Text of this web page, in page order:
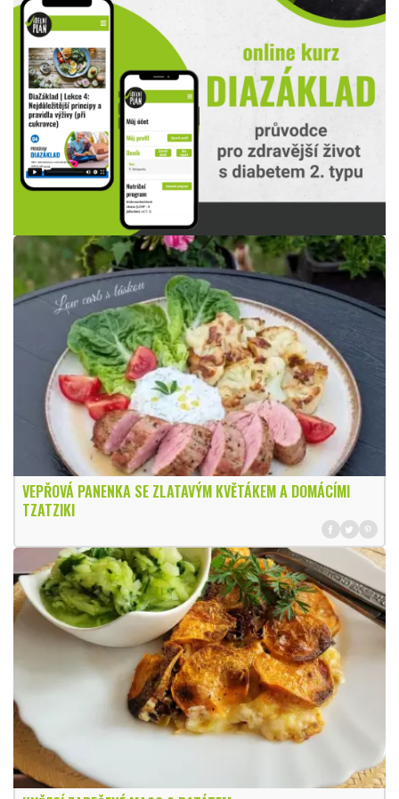
VEPŘOVÁ PANENKA SE ZLATAVÝM KVĚTÁKEM A DOMÁCÍMI
TZATZIKI